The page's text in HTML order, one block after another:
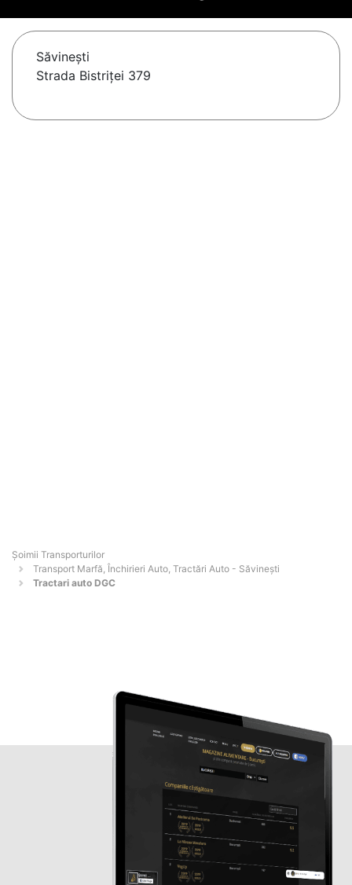
Săvineşti
Strada Bistriței 379
Șoimii Transporturilor
Transport Marfă, Închirieri Auto, Tractări Auto - Săvineşti
Tractari auto DGC